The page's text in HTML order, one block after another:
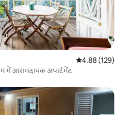
औसत रेटिंग 5 में से
4.88 (129)
में आरामदायक अपार्टमेंट